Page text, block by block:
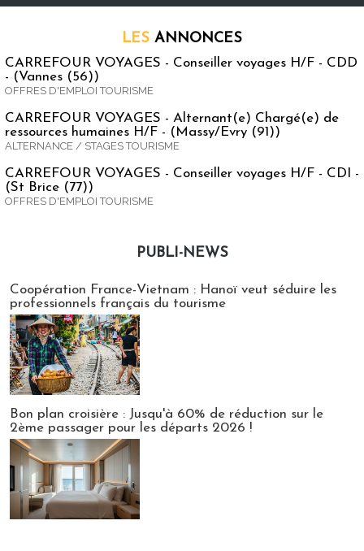
LES ANNONCES
CARREFOUR VOYAGES - Conseiller voyages H/F - CDD
- (Vannes (56))
OFFRES D'EMPLOI TOURISME
CARREFOUR VOYAGES - Alternant(e) Chargé(e) de
ressources humaines H/F - (Massy/Evry (91))
ALTERNANCE / STAGES TOURISME
CARREFOUR VOYAGES - Conseiller voyages H/F - CDI -
(St Brice (77))
OFFRES D'EMPLOI TOURISME
PUBLI-NEWS
Coopération France-Vietnam : Hanoï veut séduire les
professionnels français du tourisme
Bon plan croisière : Jusqu'à 60% de réduction sur le
2ème passager pour les départs 2026 !